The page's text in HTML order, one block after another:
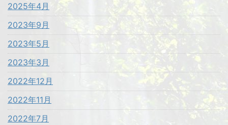
2025年4月
2023年9月
2023年5月
2023年3月
2022年12月
2022年11月
2022年7月